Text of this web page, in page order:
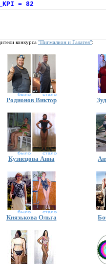
= 82
конкурса "Пигмалион и Галатея":
Родионов Виктор
Кузнецова Анна
Князькова Ольга